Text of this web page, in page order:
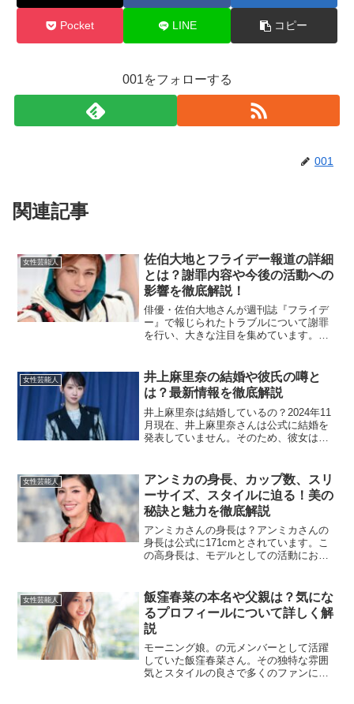
Pocket LINE コピー
001をフォローする
001
関連記事
女性芸能人
佐伯大地とフライデー報道の詳細
とは？謝罪内容や今後の活動への
影響を徹底解説！
俳優・佐伯大地さんが週刊誌『フライデ
ー』で報じられたトラブルについて謝罪
を行い、大きな注目を集めています。今
ついて詳しく解説します。報道の内容
は？『フライデー』の報道に...
女性芸能人
井上麻里奈の結婚や彼氏の噂と
は？最新情報を徹底解説
井上麻里奈は結婚しているの？2024年11
月現在、井上麻里奈さんは公式に結婚を
発表していません。そのため、彼女は独
情報は確認されていません。井上さんは
プライベートに関し...
女性芸能人
アンミカの身長、カップ数、スリ
ーサイズ、スタイルに迫る！美の
秘訣と魅力を徹底解説
アンミカさんの身長は？アンミカさんの
身長は公式に171cmとされています。こ
の高身長は、モデルとしての活動におい
集めており、その存在感は舞台やテレビ
でも際立っています。...
女性芸能人
飯窪春菜の本名や父親は？気にな
るプロフィールについて詳しく解
説
モーニング娘。の元メンバーとして活躍
していた飯窪春菜さん。その独特な雰囲
気とスタイルの良さで多くのファンに愛